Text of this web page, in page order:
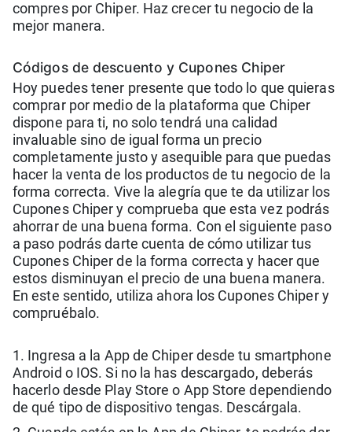
compres por Chiper. Haz crecer tu negocio de la
mejor manera.
Códigos de descuento y Cupones Chiper
Hoy puedes tener presente que todo lo que quieras
comprar por medio de la plataforma que Chiper
dispone para ti, no solo tendrá una calidad
invaluable sino de igual forma un precio
completamente justo y asequible para que puedas
hacer la venta de los productos de tu negocio de la
forma correcta. Vive la alegría que te da utilizar los
Cupones Chiper y comprueba que esta vez podrás
ahorrar de una buena forma. Con el siguiente paso
a paso podrás darte cuenta de cómo utilizar tus
Cupones Chiper de la forma correcta y hacer que
estos disminuyan el precio de una buena manera.
En este sentido, utiliza ahora los Cupones Chiper y
compruébalo.
1. Ingresa a la App de Chiper desde tu smartphone
Android o IOS. Si no la has descargado, deberás
hacerlo desde Play Store o App Store dependiendo
de qué tipo de dispositivo tengas. Descárgala.